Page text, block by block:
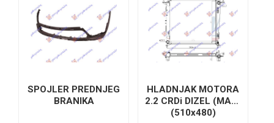
SPOJLER PREDNJEG
BRANIKA
HLADNJAK MOTORA
2.2 CRDi DIZEL (MAN)
(510x480)